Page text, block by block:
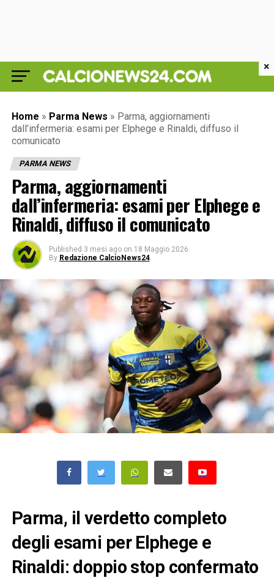
Home » Parma News » Parma, aggiornamenti
dall’infermeria: esami per Elphege e Rinaldi, diffuso il
comunicato
PARMA NEWS
Parma, aggiornamenti
dall’infermeria: esami per Elphege e
Rinaldi, diffuso il comunicato
Published 3 mesi ago on 18 Maggio 2026
By Redazione CalcioNews24
Parma, il verdetto completo
degli esami per Elphege e
Rinaldi: doppio stop confermato
×